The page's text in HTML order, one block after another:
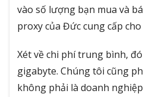
vào số lượng bạn mua và
proxy của Đức cung cấp cho
Xét về chi phí trung bình,
gigabyte. Chúng tôi cũng
không phải là doanh